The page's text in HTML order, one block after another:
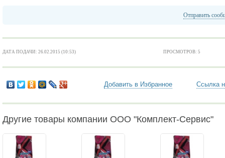
Отправить
ДАТА ПОДАЧИ: 26.02.2015 (10:53) ПРОСМОТРОВ: 5
Добавить в Избранное Ссылка
Другие товары компании ООО "Комплект-Сервис"